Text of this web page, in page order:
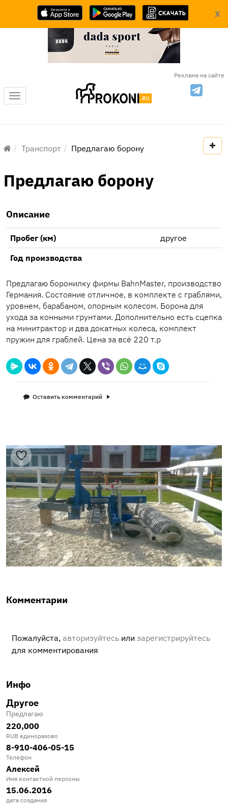
X
Реклама на сайте
Меню
Транспорт Предлагаю борону
Предлагаю борону
Описание
Пробег (км)
другое
Год производства
Предлагаю боронилку фирмы BahnMaster, производство
Германия. Состояние отличное, в комплекте с граблями,
уровнем, барабаном, опорным колесом. Борона для
ухода за конными грунтами. Дополнительно есть сцепка
на минитрактор и два докатных колеса, комплект
пружин для граблей. Цена за всё 220 т.р
Оставить комментарий
Комментарии
Пожалуйста, авторизуйтесь или зарегистрируйтесь
для комментирования
Инфо
Другое
Предлагаю
220,000
RUB единоразово
8-910-406-05-15
Телефон
Алексей
Имя контактной персоны
15.06.2016
дата создания